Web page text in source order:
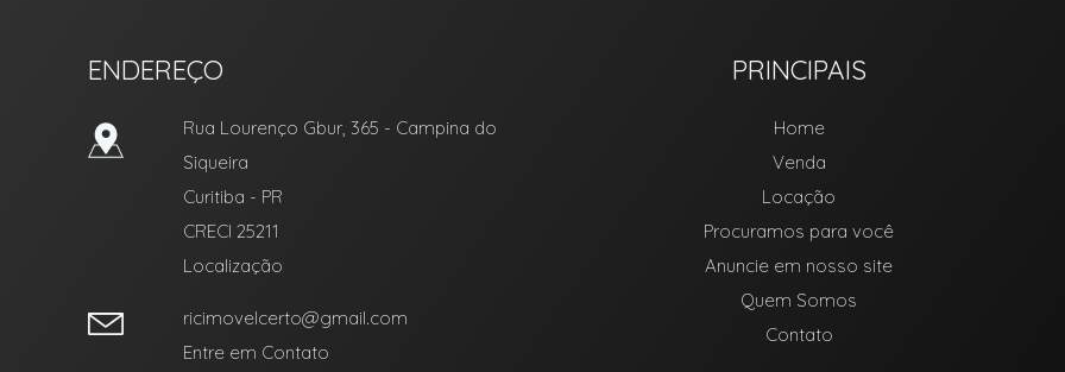
ENDEREÇO
Rua Lourenço Gbur, 365 - Campina do
Siqueira
Curitiba - PR
CRECI 25211
Localização
ricimovelcerto@gmail.com
Entre em Contato
PRINCIPAIS
Home
Venda
Locação
Procuramos para você
Anuncie em nosso site
Quem Somos
Contato